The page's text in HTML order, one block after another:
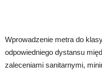
Wprowadzenie metra do
odpowiedniego dystansu
zaleceniami sanitarnymi,